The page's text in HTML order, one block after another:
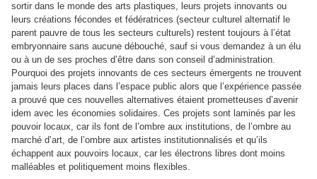
sortir dans le monde des arts plastiques, leurs projets innovants ou
leurs créations fécondes et fédératrices (secteur culturel alternatif le
parent pauvre de tous les secteurs culturels) restent toujours à l’état
embryonnaire sans aucune débouché, sauf si vous demandez à un élu
ou à un de ses proches d’être dans son conseil d’administration.
Pourquoi des projets innovants de ces secteurs émergents ne trouvent
jamais leurs places dans l’espace public alors que l’expérience passée
a prouvé que ces nouvelles alternatives étaient prometteuses d’avenir
idem avec les économies solidaires. Ces projets sont laminés par les
pouvoir locaux, car ils font de l’ombre aux institutions, de l’ombre au
marché d’art, de l’ombre aux artistes institutionnalisés et qu’ils
échappent aux pouvoirs locaux, car les électrons libres dont moins
malléables et politiquement moins flexibles.